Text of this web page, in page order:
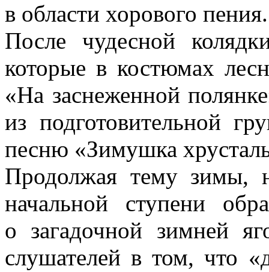
в области хорового пения.
После чудесной
которые в костюмах
«На заснеженной
из подготовительной
песню «Зимушка
Продолжая тему зимы,
начальной ступени
о загадочной зимней
слушателей в том, что